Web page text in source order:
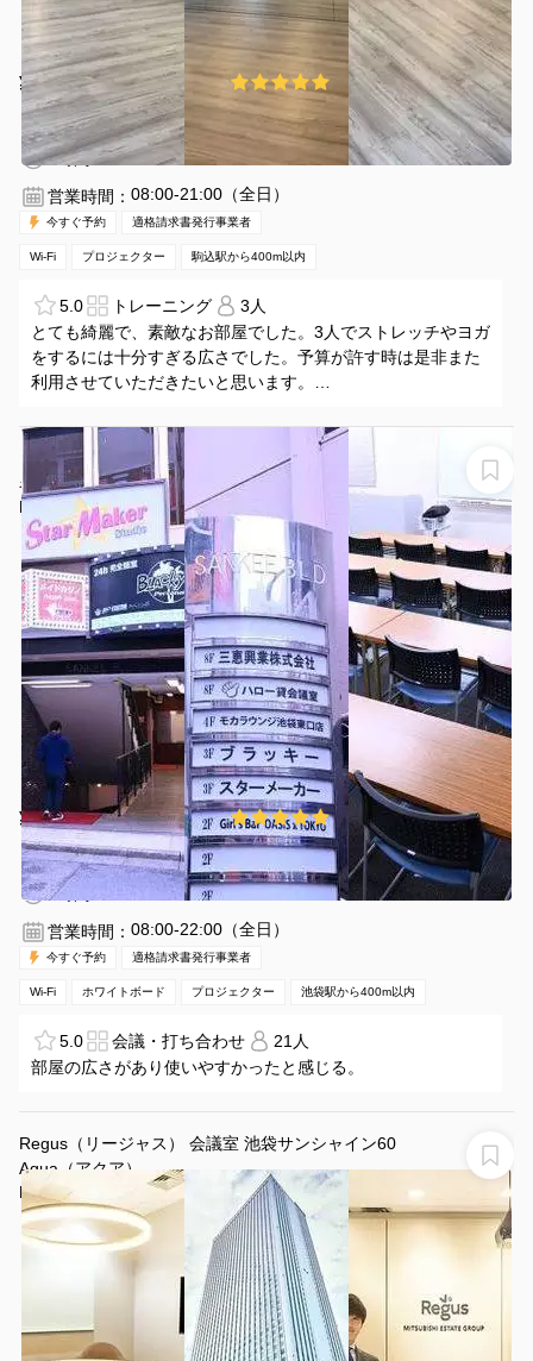
¥1870 〜 ¥3520 /時間 5.0 (1件)
駒込駅 徒歩2分東京都豊島区駒込３−４−１７
1〜20名
1時間〜
営業時間： 08:00-21:00（全日）
今すぐ予約 適格請求書発行事業者
Wi-Fi プロジェクター 駒込駅から400m以内
5.0 トレーニング
3人
とても綺麗で、素敵なお部屋でした。3人でストレッチやヨガ
をするには十分すぎる広さでした。予算が許す時は是非また
利用させていただきたいと思います。
①フロアモップの置き場所がわかりにくかったですが、スト
レッチをしている際に、冷蔵庫と壁の隙間に立て掛けてある
のにたまたま気がついて、利用後の清掃も問題なく行えまし
た。
②SPACEEに掲載されているgoogle mapの物件位置が、実際
と少しずれていて、初めての方は迷うと思います。
（SPACEEからメールで送られてきたリンクでも同じ。）実
際には次のリンクの場所です。
https://maps.app.goo.gl/dp19vybYCgzFZ12N8?g_st=ipc
【池袋駅】お弁当もOK!さまざまな用途に使えます（36
名）
NATULUCK池袋サンシャイン前店 36名会議室
¥5500 〜 ¥6600 /時間 5.0 (1件)
池袋駅 徒歩5分東京都豊島区東池袋1-22-5
1〜36名
3時間〜
営業時間： 08:00-22:00（全日）
今すぐ予約 適格請求書発行事業者
Wi-Fi ホワイトボード プロジェクター 池袋駅から400m以内
5.0 会議・打ち合わせ
21人
部屋の広さがあり使いやすかったと感じる。
Regus（リージャス） 会議室 池袋サンシャイン60
Aqua（アクア）
Regus 会議室 池袋サンシャイン60